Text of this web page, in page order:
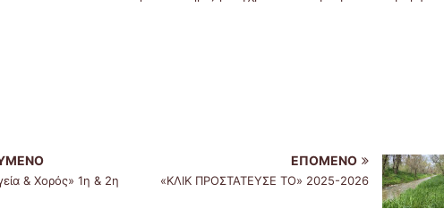
& Χορός» 1η & 2η
ΕΠΌΜΕΝΟ
«ΚΛΙΚ ΠΡΟΣΤΑΤΕΥΣΕ ΤΟ» 2025-2026